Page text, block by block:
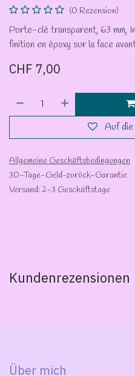
(0 Rezension)
Porte-clé transparent, 63 mm,
finition en époxy sur la face
CHF 7,00
Auf
Allgemeine Geschäftsbedingungen
30-Tage-Geld-zurück-Garantie
Versand: 2-3 Geschäftstage
Kundenrezensionen
Über mich